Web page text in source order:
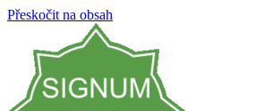
Přeskočit na obsah